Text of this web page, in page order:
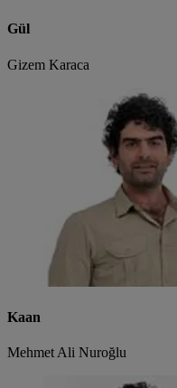
Gül
Gizem Karaca
Kaan
Mehmet Ali Nuroğlu